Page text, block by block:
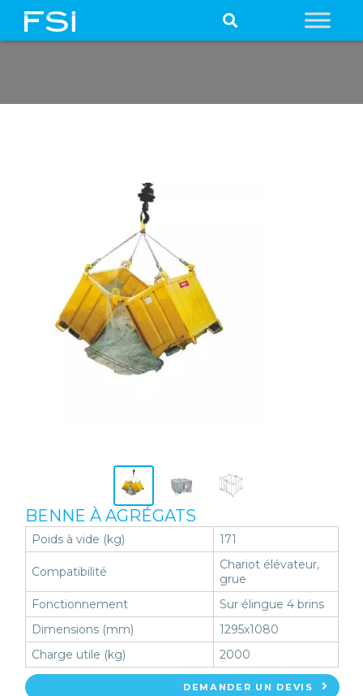
BENNE À AGRÉGATS
Poids à vide (kg) 171
Compatibilité
Chariot élévateur,
grue
Fonctionnement
Sur élingue 4 brins
Dimensions (mm)
1295x1080
Charge utile (kg)
2000
DEMANDER UN DEVIS